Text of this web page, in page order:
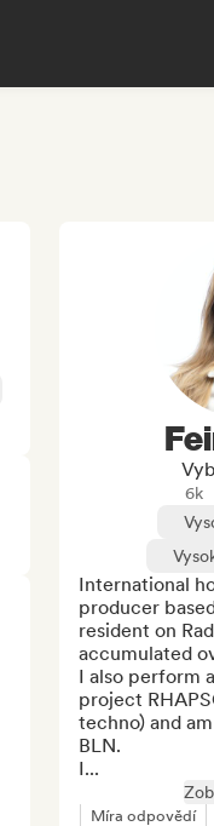
6k
International
producer
resident on
accumulated
I also perform
project
techno) and
BLN.
I...
Míra odpovědí